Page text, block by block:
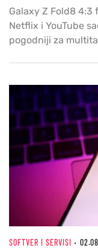
Galaxy Z Fold8
Netflix i YouTube
pogodniji za
SOFTVER I SERVISI